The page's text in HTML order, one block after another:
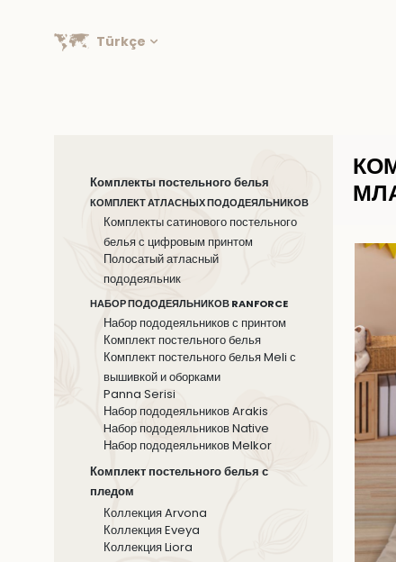
Türkçe
Комплекты постельного белья
КОМПЛЕКТ АТЛАСНЫХ ПОДОДЕЯЛЬНИКОВ
Комплекты сатинового постельного
белья с цифровым принтом
Полосатый атласный
пододеяльник
НАБОР ПОДОДЕЯЛЬНИКОВ RANFORCE
Набор пододеяльников с принтом
Комплект постельного белья
Комплект постельного белья Meli с
вышивкой и оборками
Panna Serisi
Набор пододеяльников Arakis
Hабор пододеяльников Native
Набор пододеяльников Melkor
Комплект постельного белья с
пледом
Коллекция Arvona
Коллекция Eveya
Коллекция Liora